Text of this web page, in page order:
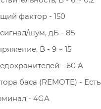
фактор - 150
шум, дБ - 85
В - 9 ~ 15
- 60 A
баса (REMOTE) - Есть
- 4GA